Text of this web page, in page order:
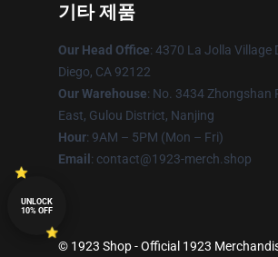
기타 제품
Our Head Office: 4370 La Jolla Village
Diego, CA 92122
Our Warehouse: No. 3434 Zhongshan
East, Gulou District, Nanjing
Hour: 9AM – 5PM (Mon – Fri)
Email : contact@1923-merch.shop
© 1923 Shop - Official 1923
UNLOCK
10% OFF